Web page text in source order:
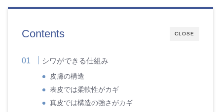
CLOSE
Contents
シワができる仕組み
皮膚の構造
表皮では柔軟性がカギ
真皮では構造の強さがカギ